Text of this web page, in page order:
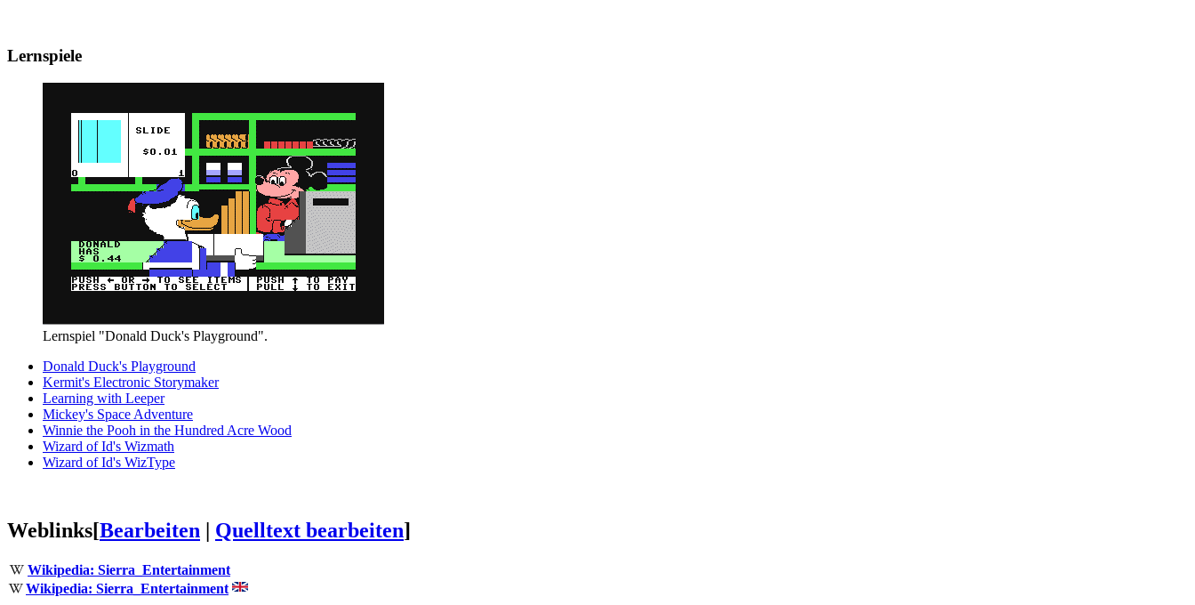
Lernspiele
Lernspiel "Donald Duck's Playground".
Donald Duck's Playground
Kermit's Electronic Storymaker
Learning with Leeper
Mickey's Space Adventure
Winnie the Pooh in the Hundred Acre Wood
Wizard of Id's Wizmath
Wizard of Id's WizType
Weblinks[Bearbeiten | Quelltext bearbeiten]
Wikipedia: Sierra_Entertainment
Wikipedia: Sierra_Entertainment